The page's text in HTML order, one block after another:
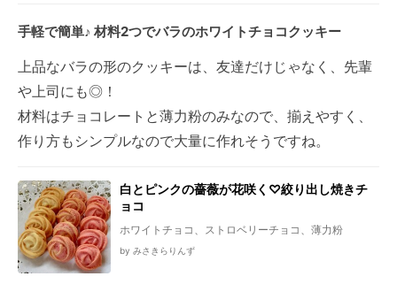
手軽で簡単♪ 材料2つでバラのホワイトチョコクッキー
上品なバラの形のクッキーは、友達だけじゃなく、先輩
や上司にも◎！
材料はチョコレートと薄力粉のみなので、揃えやすく、
作り方もシンプルなので大量に作れそうですね。
白とピンクの薔薇が花咲く♡絞り出し焼きチ
ョコ
ホワイトチョコ、ストロベリーチョコ、薄力粉
by みさきらりんず